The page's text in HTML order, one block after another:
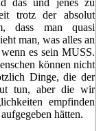
das und jenes zu
trotz der absolut
dass man quasi
man, was alles an
es sein MUSS.
können nicht
Dinge, die der
tun, aber die wir
empfinden
hätten.